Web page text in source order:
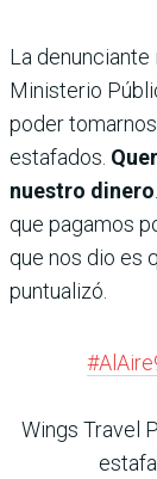
La denunciante
Ministerio
poder
estafados.
nuestro dinero
que pagamos
que nos dio es
puntualizó.
Wings Travel